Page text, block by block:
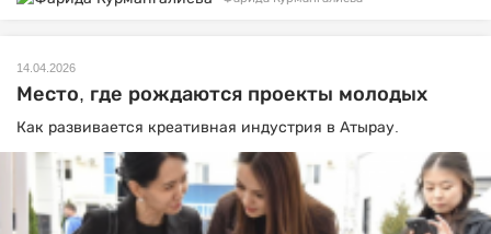
14.04.2026
Место, где рождаются проекты молодых
Как развивается креативная индустрия в Атырау.